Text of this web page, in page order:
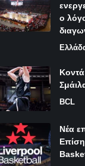
ο
BCL
Νέα